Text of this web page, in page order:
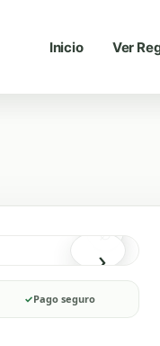
Inicio Ver
›
✓Pago seguro